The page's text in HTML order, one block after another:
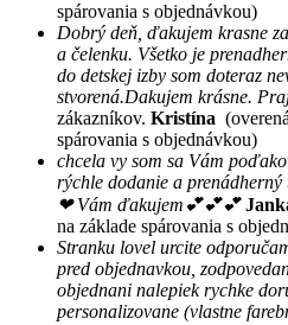
spárovania s objednávkou)
Dobrý deň, ďakujem krasne
a čelenku. Všetko je
do detskej izby som doteraz
stvorená.Dakujem krásne.
zákazníkov. Kristína
spárovania s objednávkou)
chcela vy som sa Vám
rýchle dodanie a
❤ Vám ďakujem💕💕💕
na základe spárovania s
Stranku lovel urcite
pred objednavkou,
objednani nalepiek rychke
personalizovane (vlastne